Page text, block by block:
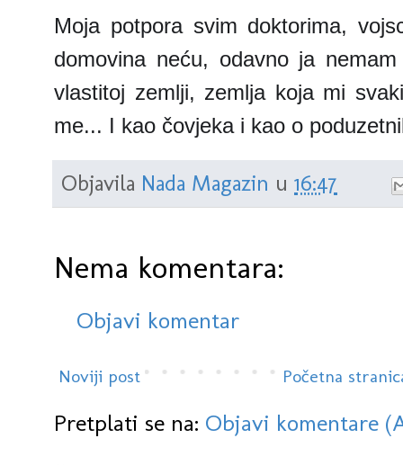
Moja potpora svim doktorima,
domovina neću, odavno ja
vlastitoj zemlji, zemlja koja mi
me... I kao čovjeka i kao o
Objavila Nada Magazin u 16:47
Nema komentara:
Objavi komentar
Noviji post Početna
Pretplati se na: Objavi komentare